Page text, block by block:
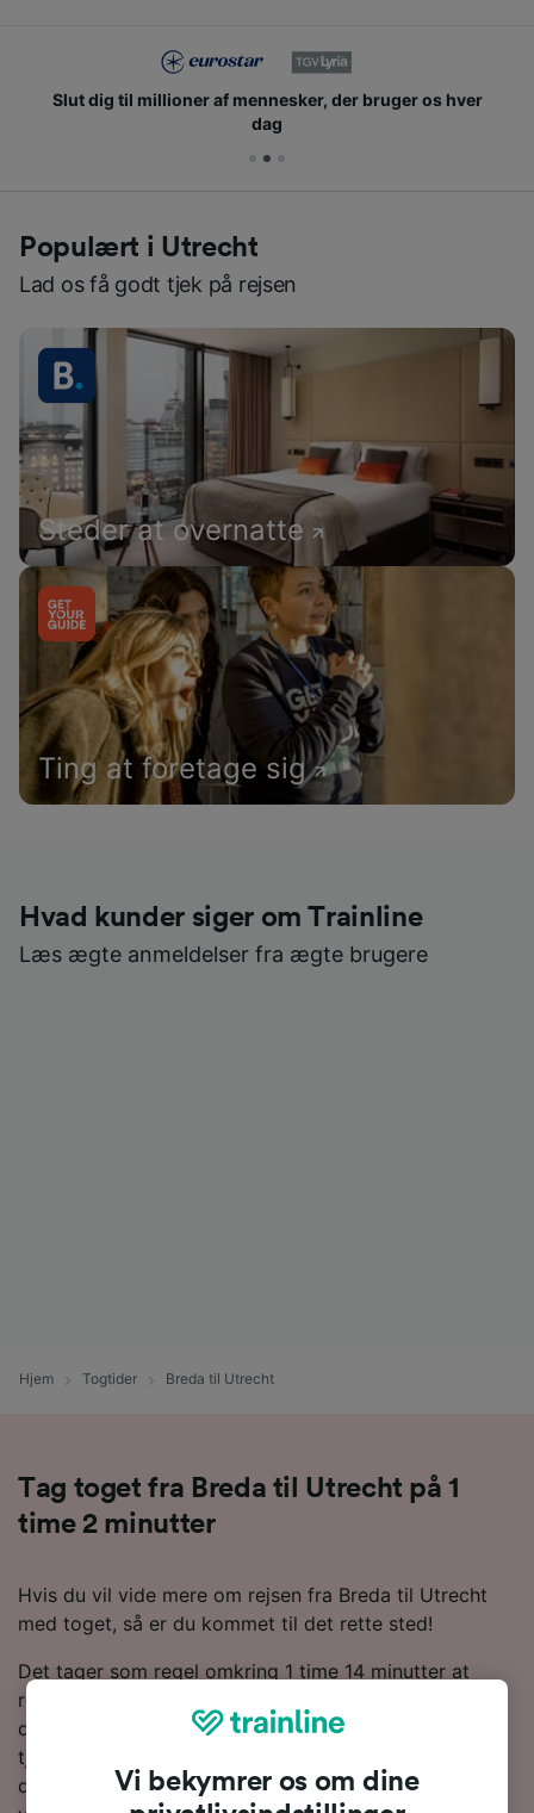
Slut dig til millioner af mennesker, der bruger os hver
dag
Populært i Utrecht
Lad os få godt tjek på rejsen
Steder at overnatte
Ting at foretage sig
Hvad kunder siger om Trainline
Læs ægte anmeldelser fra ægte brugere
Hjem Togtider Breda til Utrecht
Tag toget fra Breda til Utrecht på 1
time 2 minutter
Hvis du vil vide mere om rejsen fra Breda til Utrecht
med toget, så er du kommet til det rette sted!
Det tager som regel omkring 1 time 14 minutter at
rejse 59 km fra Breda til Utrecht med toget, selv om
du kan nå dertil på 1 time 2 minutter med de hurtigste
tjenester. Normalt vil du finde omkring 99 tog om
dagen på denne rute. Du skal foretage 1 skifte på
Vi bekymrer os om dine